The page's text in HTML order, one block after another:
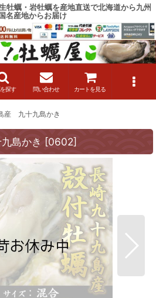
牡蠣・岩牡蠣を産地直送で北海道から九州
名産地からお届け
探す 問い合わせ カートを見る
産 九十九島かき
島かき [0602]